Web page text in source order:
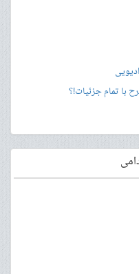
با تمام جزئیات!؟